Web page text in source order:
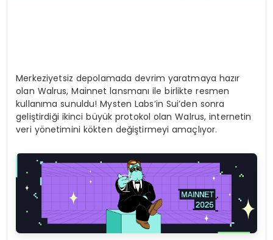
Merkeziyetsiz depolamada devrim yaratmaya hazır
olan Walrus, Mainnet lansmanı ile birlikte resmen
kullanıma sunuldu! Mysten Labs’in Sui’den sonra
geliştirdiği ikinci büyük protokol olan Walrus, internetin
veri yönetimini kökten değiştirmeyi amaçlıyor.